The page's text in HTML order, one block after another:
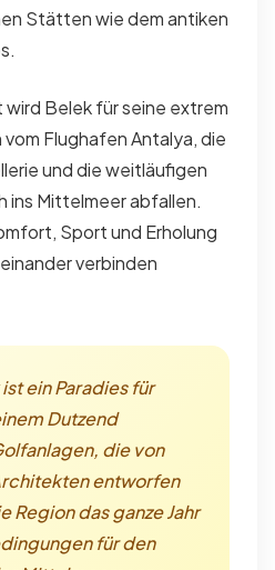
Stätten wie dem antiken
Belek für seine extrem
Flughafen Antalya, die
und die weitläufigen
ins Mittelmeer abfallen.
Sport und Erholung
verbinden
ein Paradies für
Dutzend
die von
entworfen
Region das ganze Jahr
für den